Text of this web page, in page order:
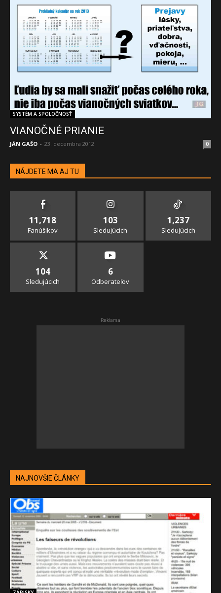
SYSTÉM A SPOLOČNOSŤ
VIANOČNÉ PRIANIE
JÁN GAŠO - 23. decembra 2012 0
NÁJDETE MA AJ TU
11,718
Fanúšikov
103
Sledujúcich
1,237
Sledujúcich
104
Sledujúcich
6
Odberateľov
Reklama
NAJNOVŠIE ČLÁNKY